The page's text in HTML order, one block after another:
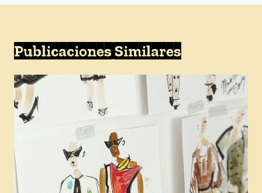
Publicaciones Similares